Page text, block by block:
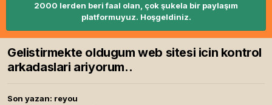
2000 lerden beri faal olan, çok şukela bir paylaşım
platformuyuz. Hoşgeldiniz.
Gelistirmekte oldugum web sitesi icin kontrol
arkadaslari ariyorum..
Son yazan: reyou